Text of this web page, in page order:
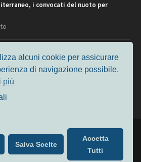
i convocati del nuoto per
Parigi 2026: fra veterani e giovani, chi
| Alimentato da
Podcast Il Nuoto in Cifre
& Cookie Policy
alcuni cookie per assicurare
di navigazione possibile.
più
Salva Scelte
Accetta
Tutti